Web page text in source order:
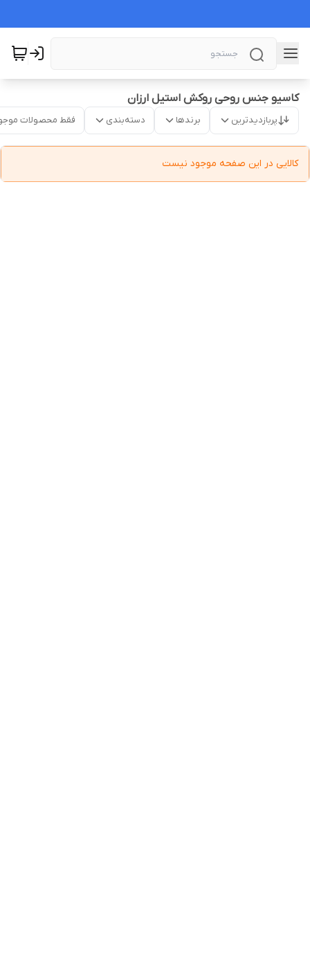
کاسیو جنس روحی روکش استیل ارزان
پربازدیدترین برندها دسته‌بندی فقط محصولات
کالایی در این صفحه موجود نیست